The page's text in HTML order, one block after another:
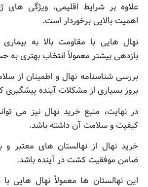
علاوه بر شرایط اقلیمی، ویژگی های
اهمیت بالایی برخوردار است.
نهال هایی با مقاومت بالا به
بازدهی بیشتر معمولاً انتخاب بهتری به
بررسی شناسنامه نهال و اطمینان از
بروز بسیاری از مشکلات آینده پیشگیری
در نهایت، منبع خرید نهال نیز می
کیفیت و سلامت آن داشته باشد.
خرید نهال از نهالستان های معتبر و
ضامن موفقیت کشت در آینده باشد.
این نهالستان ها معمولاً نهال هایی